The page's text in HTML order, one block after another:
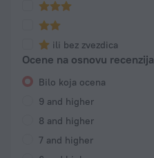
ili bez zvezdica
Ocene na osnovu recenzija
Bilo koja ocena
9 and higher
8 and higher
7 and higher